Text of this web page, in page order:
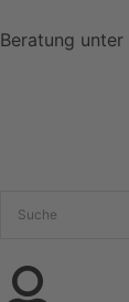
Beratung unter